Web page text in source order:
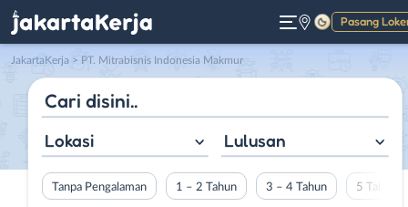
Pasang
Gelap
JakartaKerja > PT. Mitrabisnis Indonesia Makmur
Lokasi Lulusan
Tanpa Pengalaman 1 – 2 Tahun 3 – 4 Tahun 5 Tahun